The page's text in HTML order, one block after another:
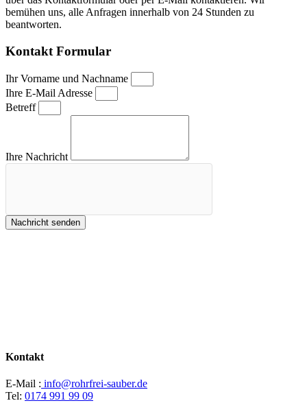
bemühen uns, alle Anfragen innerhalb von 24 Stunden zu
beantworten.
Kontakt Formular
Ihr Vorname und Nachname
Ihre E-Mail Adresse
Betreff
Ihre Nachricht
Nachricht senden
Kontakt
E-Mail : info@rohrfrei-sauber.de
Tel: 0174 991 99 09